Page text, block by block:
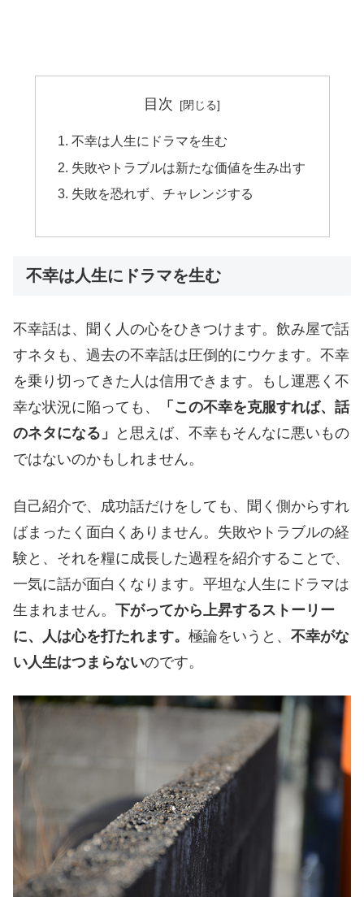
目次
不幸は人生にドラマを生む
失敗やトラブルは新たな価値を生み出す
失敗を恐れず、チャレンジする
不幸は人生にドラマを生む
不幸話は、聞く人の心をひきつけます。飲み屋で話
すネタも、過去の不幸話は圧倒的にウケます。不幸
を乗り切ってきた人は信用できます。もし運悪く不
幸な状況に陥っても、
「この不幸を克服すれば、話
のネタになる」
と思えば、不幸もそんなに悪いもの
ではないのかもしれません。
自己紹介で、成功話だけをしても、聞く側からすれ
ばまったく面白くありません。失敗やトラブルの経
験と、それを糧に成長した過程を紹介することで、
一気に話が面白くなります。平坦な人生にドラマは
生まれません。 下がってから上昇するストーリー
に、人は心を打たれます。 極論をいうと、 不幸がな
い人生はつまらないのです。